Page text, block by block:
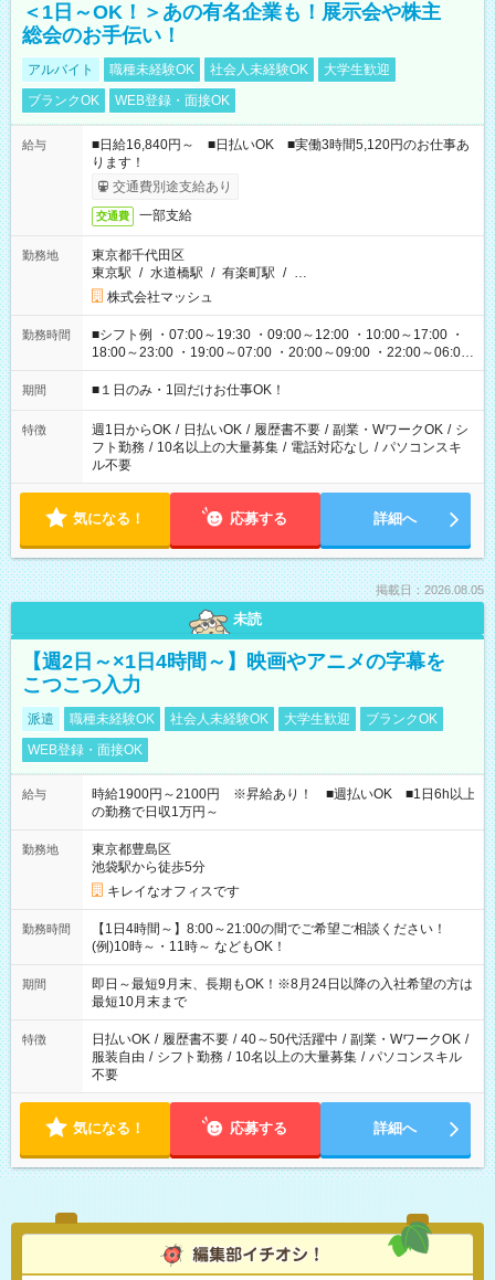
＜1日～OK！＞あの有名企業も！展示会や株主
総会のお手伝い！
アルバイト 職種未経験OK 社会人未経験OK
大学生歓迎
ブランクOK
WEB登録・面接OK
給与
■日給16,840円～ ■日払いOK ■実働3時間5,120円のお仕事あ
ります！
交通費別途支給あり
交通費 一部支給
勤務地
東京都千代田区
東京駅 / 水道橋駅 / 有楽町駅 / …
株式会社マッシュ
勤務時間
■シフト例 ・07:00～19:30 ・09:00～12:00 ・10:00～17:00 ・
18:00～23:00 ・19:00～07:00 ・20:00～09:00 ・22:00～06:00
etc ★最短で3時間で5,120円のお仕事から 15時間で2万円近く稼
げるお仕事も！ ご希望のお時間に合わせてご紹介！ ※シフトは
ください！
期間 ■１日のみ・1回だけお仕事OK！
特徴 週1日からOK / 日払いOK / 履歴書不要 / 副業・WワークOK / シ
フト勤務 / 10名以上の大量募集 / 電話対応なし / パソコンスキ
ル不要
気になる！ 応募する 詳細へ
掲載日：2026.08.05
未読
【週2日～×1日4時間～】映画やアニメの字幕を
こつこつ入力
派遣 職種未経験OK 社会人未経験OK 大学生歓迎
ブランクOK
WEB登録・面接OK
給与
時給1900円～2100円 ※昇給あり！ ■週払いOK ■1日6h以上
の勤務で日収1万円～
勤務地
東京都豊島区
池袋駅から徒歩5分
キレイなオフィスです
勤務時間
【1日4時間～】8:00～21:00の間でご希望ご相談ください！
(例)10時～・11時～ などもOK！
期間
即日～最短9月末、長期もOK！※8月24日以降の入社希望の方は
最短10月末まで
特徴 日払いOK / 履歴書不要 / 40～50代活躍中 / 副業・WワークOK /
服装自由 / シフト勤務 / 10名以上の大量募集 / パソコンスキル
不要
気になる！ 応募する 詳細へ